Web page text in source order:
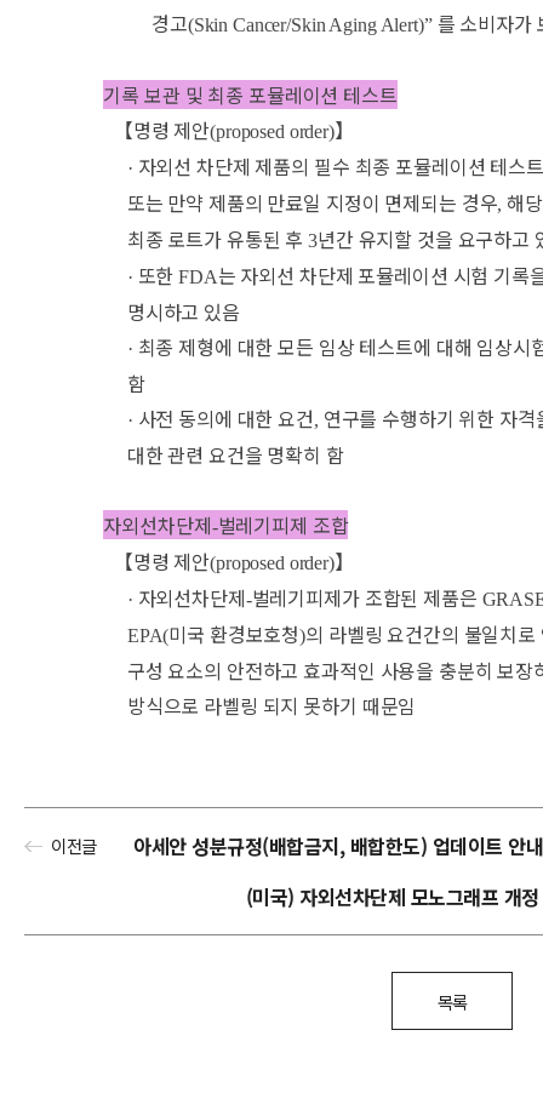
경고(Skin Cancer/Skin Aging Alert)” 를 소비자가
기록 보관 및 최종 포뮬레이션 테스트
【명령 제안(proposed order)】
· 자외선 차단제 제품의 필수 최종 포뮬레이션 테스
또는 만약 제품의 만료일 지정이 면제되는 경우, 해
최종 로트가 유통된 후3년간 유지할 것을 요구하고
· 또한FDA는 자외선 차단제 포뮬레이션 시험 기록
명시하고 있음
· 최종 제형에 대한 모든 임상 테스트에 대해 임상시
함
· 사전 동의에 대한 요건, 연구를 수행하기 위한 자
대한 관련 요건을 명확히 함
자외선차단제-벌레기피제 조합
【명령 제안(proposed order)】
· 자외선차단제-벌레기피제가 조합된 제품은
EPA(미국 환경보호청)의 라벨링 요건간의 불일치
구성 요소의 안전하고 효과적인 사용을 충분히 보
방식으로 라벨링 되지 못하기 때문임
이전글
아세안 성분규정(배합금지, 배합한도) 업데이트 안
(미국) 자외선차단제 모노그래프 개
목록